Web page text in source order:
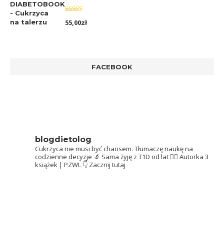
Oceniono
5.00na 5
55,00zł
FACEBOOK
blogdietolog
Cukrzyca nie musi być chaosem. Tłumaczę naukę na
codzienne decyzje 🔬 Sama żyję z T1D od lat 👩‍⚕️ Autorka 3
książek | PZWL 👇 Zacznij tutaj